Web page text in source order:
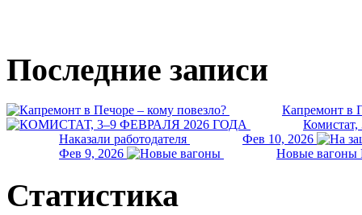
Последние записи
Капремонт в
Комистат,
Наказали работодателя
Фев 10, 2026
Фев 9, 2026
Новые вагоны
Статистика